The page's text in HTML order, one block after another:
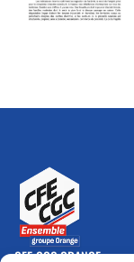
CFE-CGC ORANGE